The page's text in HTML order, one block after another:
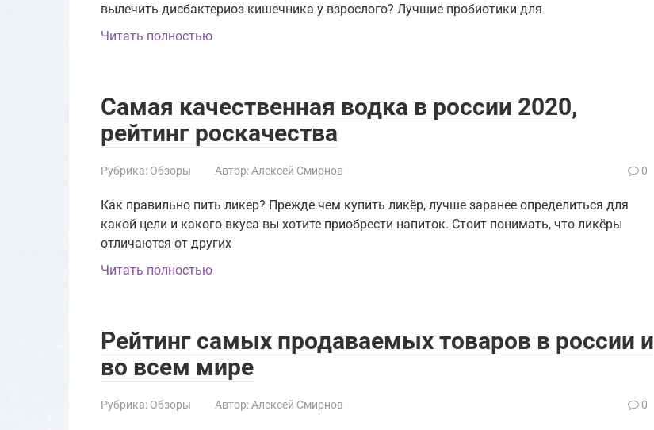
вылечить дисбактериоз кишечника у взрослого? Лучшие пробиотики для
Читать полностью
Самая качественная водка в россии 2020,
рейтинг роскачества
Рубрика: Обзоры Автор: Алексей Смирнов 0
Как правильно пить ликер? Прежде чем купить ликёр, лучше заранее определиться для
какой цели и какого вкуса вы хотите приобрести напиток. Стоит понимать, что ликёры
отличаются от других
Читать полностью
Рейтинг самых продаваемых товаров в россии и
во всем мире
Рубрика: Обзоры Автор: Алексей Смирнов 0